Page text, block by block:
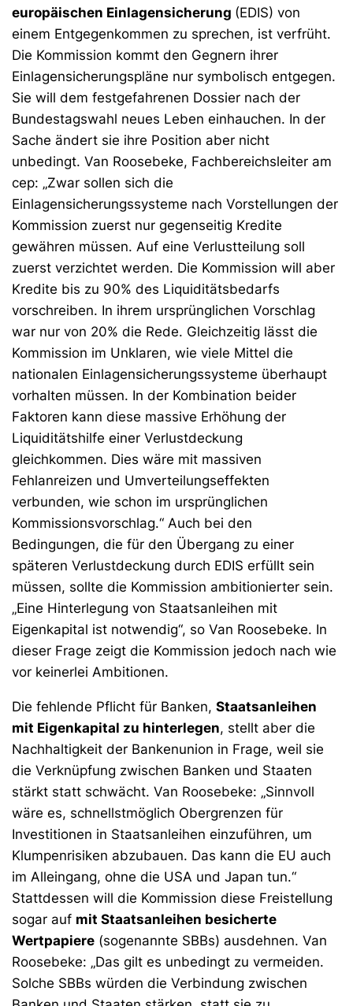
europäischen Einlagensicherung (EDIS) von
einem Entgegenkommen zu sprechen, ist verfrüht.
Die Kommission kommt den Gegnern ihrer
Einlagensicherungspläne nur symbolisch entgegen.
Sie will dem festgefahrenen Dossier nach der
Bundestagswahl neues Leben einhauchen. In der
Sache ändert sie ihre Position aber nicht
unbedingt. Van Roosebeke, Fachbereichsleiter am
cep: „Zwar sollen sich die
Einlagensicherungssysteme nach Vorstellungen der
Kommission zuerst nur gegenseitig Kredite
gewähren müssen. Auf eine Verlustteilung soll
zuerst verzichtet werden. Die Kommission will aber
Kredite bis zu 90% des Liquiditätsbedarfs
vorschreiben. In ihrem ursprünglichen Vorschlag
war nur von 20% die Rede. Gleichzeitig lässt die
Kommission im Unklaren, wie viele Mittel die
nationalen Einlagensicherungssysteme überhaupt
vorhalten müssen. In der Kombination beider
Faktoren kann diese massive Erhöhung der
Liquiditätshilfe einer Verlustdeckung
gleichkommen. Dies wäre mit massiven
Fehlanreizen und Umverteilungseffekten
verbunden, wie schon im ursprünglichen
Kommissionsvorschlag.“ Auch bei den
Bedingungen, die für den Übergang zu einer
späteren Verlustdeckung durch EDIS erfüllt sein
müssen, sollte die Kommission ambitionierter sein.
„Eine Hinterlegung von Staatsanleihen mit
Eigenkapital ist notwendig“, so Van Roosebeke. In
dieser Frage zeigt die Kommission jedoch nach wie
vor keinerlei Ambitionen.
Die fehlende Pflicht für Banken, Staatsanleihen
mit Eigenkapital zu hinterlegen, stellt aber die
Nachhaltigkeit der Bankenunion in Frage, weil sie
die Verknüpfung zwischen Banken und Staaten
stärkt statt schwächt. Van Roosebeke: „Sinnvoll
wäre es, schnellstmöglich Obergrenzen für
Investitionen in Staatsanleihen einzuführen, um
Klumpenrisiken abzubauen. Das kann die EU auch
im Alleingang, ohne die USA und Japan tun.“
Stattdessen will die Kommission diese Freistellung
sogar auf mit Staatsanleihen besicherte
Wertpapiere(sogenannte SBBs) ausdehnen. Van
Roosebeke: „Das gilt es unbedingt zu vermeiden.
Solche SBBs würden die Verbindung zwischen